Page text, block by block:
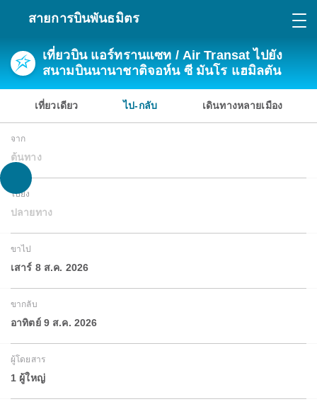
สายการบินพันธมิตร
เที่ยวบิน แอร์ทรานแซท / Air Transat ไปยัง
สนามบินนานาชาติจอห์น ซี มันโร แฮมิลตัน
เที่ยวเดียว ไป-กลับ เดินทางหลายเมือง
จาก
ต้นทาง
ไปยัง
ปลายทาง
ขาไป
เสาร์ 8 ส.ค. 2026
ขากลับ
อาทิตย์ 9 ส.ค. 2026
ผู้โดยสาร
1 ผู้ใหญ่